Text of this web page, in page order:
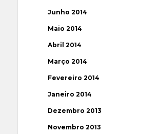
Junho 2014
Maio 2014
Abril 2014
Março 2014
Fevereiro 2014
Janeiro 2014
Dezembro 2013
Novembro 2013